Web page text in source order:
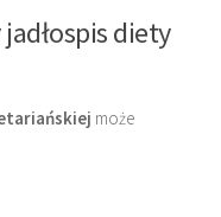
diety
może